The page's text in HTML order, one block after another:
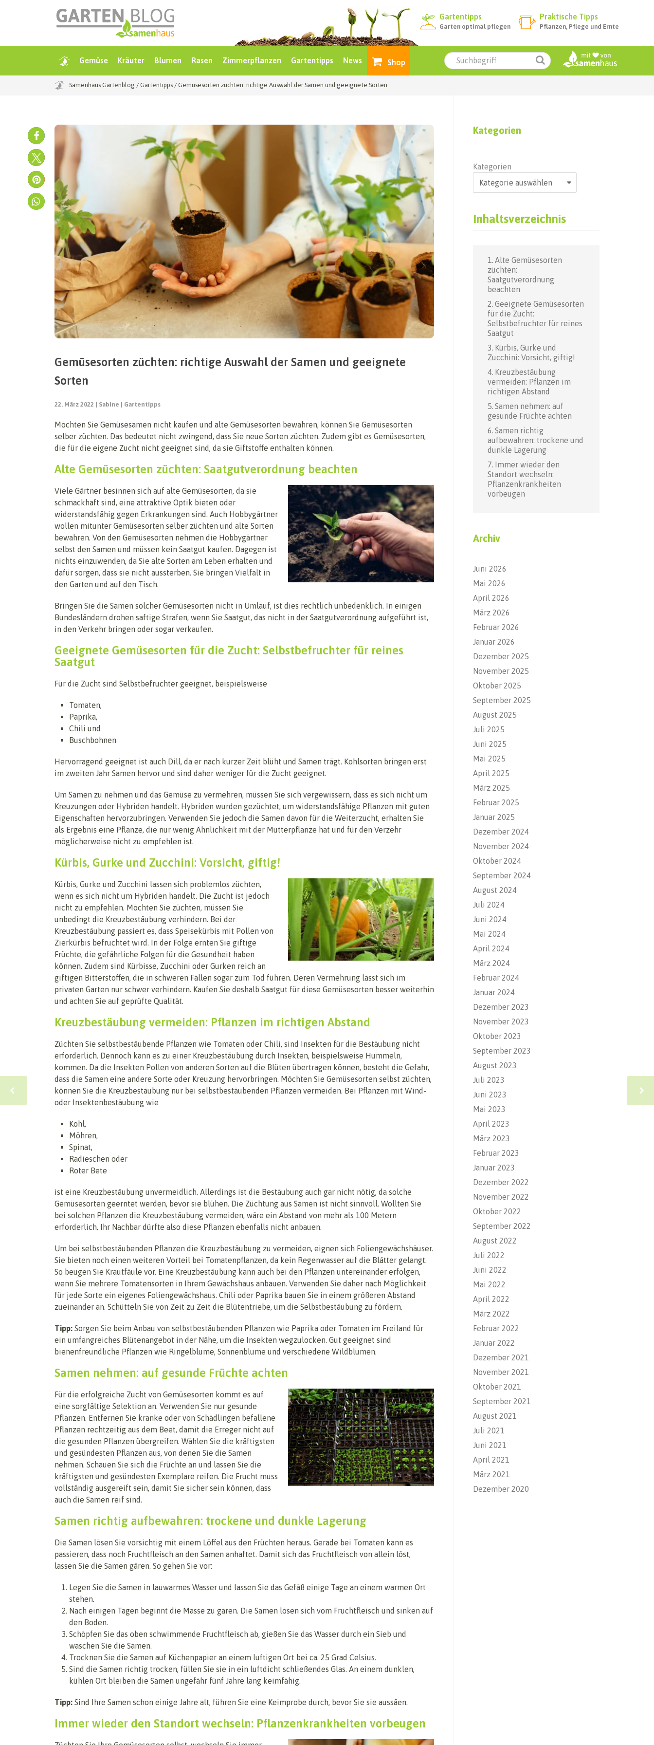
Gartentipps
Garten optimal pflegen
Praktische Tipps
Pflanzen, Pflege und Ernte
Gemüse Kräuter Blumen Rasen Zimmerpflanzen Gartentipps News Shop
Samenhaus Gartenblog / Gartentipps / Gemüsesorten züchten: richtige Auswahl der Samen und geeignete Sorten
Gemüsesorten züchten: richtige Auswahl der Samen und geeignete
Sorten
22. März 2022 Sabine Gartentipps
Möchten Sie Gemüsesamen nicht kaufen und alte Gemüsesorten bewahren, können Sie Gemüsesorten
selber züchten. Das bedeutet nicht zwingend, dass Sie neue Sorten züchten. Zudem gibt es Gemüsesorten,
die für die eigene Zucht nicht geeignet sind, da sie Giftstoffe enthalten können.
Alte Gemüsesorten züchten: Saatgutverordnung beachten
Viele Gärtner besinnen sich auf alte Gemüsesorten, da sie
schmackhaft sind, eine attraktive Optik bieten oder
widerstandsfähig gegen Erkrankungen sind. Auch Hobbygärtner
wollen mitunter Gemüsesorten selber züchten und alte Sorten
bewahren. Von den Gemüsesorten nehmen die Hobbygärtner
selbst den Samen und müssen kein Saatgut kaufen. Dagegen ist
nichts einzuwenden, da Sie alte Sorten am Leben erhalten und
dafür sorgen, dass sie nicht aussterben. Sie bringen Vielfalt in
den Garten und auf den Tisch.
Bringen Sie die Samen solcher Gemüsesorten nicht in Umlauf, ist dies rechtlich unbedenklich. In einigen
Bundesländern drohen saftige Strafen, wenn Sie Saatgut, das nicht in der Saatgutverordnung aufgeführt ist,
in den Verkehr bringen oder sogar verkaufen.
Geeignete Gemüsesorten für die Zucht: Selbstbefruchter für reines
Saatgut
Für die Zucht sind Selbstbefruchter geeignet, beispielsweise
Tomaten,
Paprika,
Chili und
Buschbohnen
Hervorragend geeignet ist auch Dill, da er nach kurzer Zeit blüht und Samen trägt. Kohlsorten bringen erst
im zweiten Jahr Samen hervor und sind daher weniger für die Zucht geeignet.
Um Samen zu nehmen und das Gemüse zu vermehren, müssen Sie sich vergewissern, dass es sich nicht um
Kreuzungen oder Hybriden handelt. Hybriden wurden gezüchtet, um widerstandsfähige Pflanzen mit guten
Eigenschaften hervorzubringen. Verwenden Sie jedoch die Samen davon für die Weiterzucht, erhalten Sie
als Ergebnis eine Pflanze, die nur wenig Ähnlichkeit mit der Mutterpflanze hat und für den Verzehr
möglicherweise nicht zu empfehlen ist.
Kürbis, Gurke und Zucchini: Vorsicht, giftig!
Kürbis, Gurke und Zucchini lassen sich problemlos züchten,
wenn es sich nicht um Hybriden handelt. Die Zucht ist jedoch
nicht zu empfehlen. Möchten Sie züchten, müssen Sie
unbedingt die Kreuzbestäubung verhindern. Bei der
Kreuzbestäubung passiert es, dass Speisekürbis mit Pollen von
Zierkürbis befruchtet wird. In der Folge ernten Sie giftige
Früchte, die gefährliche Folgen für die Gesundheit haben
können. Zudem sind Kürbisse, Zucchini oder Gurken reich an
giftigen Bitterstoffen, die in schweren Fällen sogar zum Tod führen. Deren Vermehrung lässt sich im
privaten Garten nur schwer verhindern. Kaufen Sie deshalb Saatgut für diese Gemüsesorten besser weiterhin
und achten Sie auf geprüfte Qualität.
Kreuzbestäubung vermeiden: Pflanzen im richtigen Abstand
Züchten Sie selbstbestäubende Pflanzen wie Tomaten oder Chili, sind Insekten für die Bestäubung nicht
erforderlich. Dennoch kann es zu einer Kreuzbestäubung durch Insekten, beispielsweise Hummeln,
kommen. Da die Insekten Pollen von anderen Sorten auf die Blüten übertragen können, besteht die Gefahr,
dass die Samen eine andere Sorte oder Kreuzung hervorbringen. Möchten Sie Gemüsesorten selbst züchten,
können Sie die Kreuzbestäubung nur bei selbstbestäubenden Pflanzen vermeiden. Bei Pflanzen mit Wind-
oder Insektenbestäubung wie
Kohl,
Möhren,
Spinat,
Radieschen oder
Roter Bete
ist eine Kreuzbestäubung unvermeidlich. Allerdings ist die Bestäubung auch gar nicht nötig, da solche
Gemüsesorten geerntet werden, bevor sie blühen. Die Züchtung aus Samen ist nicht sinnvoll. Wollten Sie
bei solchen Pflanzen die Kreuzbestäubung vermeiden, wäre ein Abstand von mehr als 100 Metern
erforderlich. Ihr Nachbar dürfte also diese Pflanzen ebenfalls nicht anbauen.
Um bei selbstbestäubenden Pflanzen die Kreuzbestäubung zu vermeiden, eignen sich Foliengewächshäuser.
Sie bieten noch einen weiteren Vorteil bei Tomatenpflanzen, da kein Regenwasser auf die Blätter gelangt.
So beugen Sie Krautfäule vor. Eine Kreuzbestäubung kann auch bei den Pflanzen untereinander erfolgen,
wenn Sie mehrere Tomatensorten in Ihrem Gewächshaus anbauen. Verwenden Sie daher nach Möglichkeit
für jede Sorte ein eigenes Foliengewächshaus. Chili oder Paprika bauen Sie in einem größeren Abstand
zueinander an. Schütteln Sie von Zeit zu Zeit die Blütentriebe, um die Selbstbestäubung zu fördern.
Tipp: Sorgen Sie beim Anbau von selbstbestäubenden Pflanzen wie Paprika oder Tomaten im Freiland für
ein umfangreiches Blütenangebot in der Nähe, um die Insekten wegzulocken. Gut geeignet sind
bienenfreundliche Pflanzen wie Ringelblume, Sonnenblume und verschiedene Wildblumen.
Samen nehmen: auf gesunde Früchte achten
Für die erfolgreiche Zucht von Gemüsesorten kommt es auf
eine sorgfältige Selektion an. Verwenden Sie nur gesunde
Pflanzen. Entfernen Sie kranke oder von Schädlingen befallene
Pflanzen rechtzeitig aus dem Beet, damit die Erreger nicht auf
die gesunden Pflanzen übergreifen. Wählen Sie die kräftigsten
und gesündesten Pflanzen aus, von denen Sie die Samen
nehmen. Schauen Sie sich die Früchte an und lassen Sie die
kräftigsten und gesündesten Exemplare reifen. Die Frucht muss
vollständig ausgereift sein, damit Sie sicher sein können, dass
auch die Samen reif sind.
Samen richtig aufbewahren: trockene und dunkle Lagerung
Die Samen lösen Sie vorsichtig mit einem Löffel aus den Früchten heraus. Gerade bei Tomaten kann es
passieren, dass noch Fruchtfleisch an den Samen anhaftet. Damit sich das Fruchtfleisch von allein löst,
lassen Sie die Samen gären. So gehen Sie vor:
Legen Sie die Samen in lauwarmes Wasser und lassen Sie das Gefäß einige Tage an einem warmen Ort
stehen.
Nach einigen Tagen beginnt die Masse zu gären. Die Samen lösen sich vom Fruchtfleisch und sinken auf
den Boden.
Schöpfen Sie das oben schwimmende Fruchtfleisch ab, gießen Sie das Wasser durch ein Sieb und
waschen Sie die Samen.
Trocknen Sie die Samen auf Küchenpapier an einem luftigen Ort bei ca. 25 Grad Celsius.
Sind die Samen richtig trocken, füllen Sie sie in ein luftdicht schließendes Glas. An einem dunklen,
kühlen Ort bleiben die Samen ungefähr fünf Jahre lang keimfähig.
Tipp: Sind Ihre Samen schon einige Jahre alt, führen Sie eine Keimprobe durch, bevor Sie sie aussäen.
Immer wieder den Standort wechseln: Pflanzenkrankheiten vorbeugen
Kategorien
Kategorien
Inhaltsverzeichnis
Alte Gemüsesorten
züchten:
Saatgutverordnung
beachten
Geeignete Gemüsesorten
für die Zucht:
Selbstbefruchter für reines
Saatgut
Kürbis, Gurke und
Zucchini: Vorsicht, giftig!
Kreuzbestäubung
vermeiden: Pflanzen im
richtigen Abstand
Samen nehmen: auf
gesunde Früchte achten
Samen richtig
aufbewahren: trockene und
dunkle Lagerung
Immer wieder den
Standort wechseln:
Pflanzenkrankheiten
vorbeugen
Archiv
Juni 2026
Mai 2026
April 2026
März 2026
Februar 2026
Januar 2026
Dezember 2025
November 2025
Oktober 2025
September 2025
August 2025
Juli 2025
Juni 2025
Mai 2025
April 2025
März 2025
Februar 2025
Januar 2025
Dezember 2024
November 2024
Oktober 2024
September 2024
August 2024
Juli 2024
Juni 2024
Mai 2024
April 2024
März 2024
Februar 2024
Januar 2024
Dezember 2023
November 2023
Oktober 2023
September 2023
August 2023
Juli 2023
Juni 2023
Mai 2023
April 2023
März 2023
Februar 2023
Januar 2023
Dezember 2022
November 2022
Oktober 2022
September 2022
August 2022
Juli 2022
Juni 2022
Mai 2022
April 2022
März 2022
Februar 2022
Januar 2022
Dezember 2021
November 2021
Oktober 2021
September 2021
August 2021
Juli 2021
Juni 2021
April 2021
März 2021
Dezember 2020